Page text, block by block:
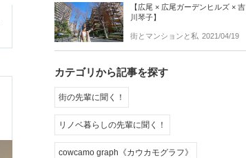
【広尾 × 広尾ガーデンヒルズ × 吉
川琴子】
街とマンションと私 2021/04/19
カテゴリから記事を探す
街の先輩に聞く！
リノベ暮らしの先輩に聞く！
cowcamo graph《カウカモグラフ》